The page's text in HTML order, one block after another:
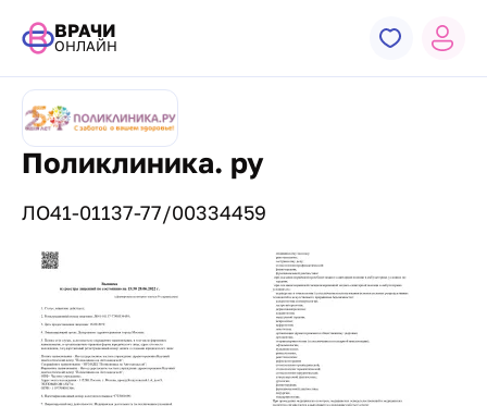
ВРАЧИ
ОНЛАЙН
Поликлиника. ру
ЛО41-01137-77/00334459
Лицензии и сертификаты